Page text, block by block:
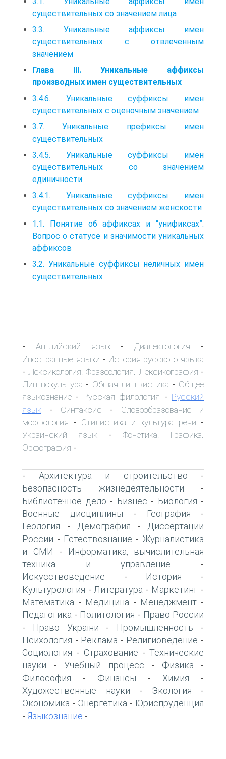
существительных со значением лица
3.3. Уникальные аффиксы имен
существительных с отвлеченным
значением
Глава III. Уникальные аффиксы
производных имен существительных
3.4.6. Уникальные суффиксы имен
существительных с оценочным значением
3.7. Уникальные префиксы имен
существительных
3.4.5. Уникальные суффиксы имен
существительных со значением
единичности
3.4.1. Уникальные суффиксы имен
существительных со значением женскости
1.1. Понятие об аффиксах и “унификсах”.
Вопрос о статусе и значимости уникальных
аффиксов
3.2. Уникальные суффиксы неличных имен
существительных
- Английский язык- Диалектология -
Иностранные языки - История русского языка
- Лексикология. Фразеология. Лексикография -
Лингвокультура - Общая лингвистика - Общее
языкознание - Русская филология - Русский
язык - Синтаксис - Словообразование и
морфология - Стилистика и культура речи -
Украинский язык - Фонетика. Графика.
Орфография -
- Архитектура и строительство -
Безопасность жизнедеятельности -
Библиотечное дело - Бизнес - Биология -
Военные дисциплины - География -
Геология - Демография -
Диссертации
России - Естествознание - Журналистика
и СМИ -
Информатика, вычислительная
техника и управление -
Искусствоведение - История -
Культурология - Литература - Маркетинг -
Математика - Медицина - Менеджмент -
Педагогика - Политология - Право России
- Право України - Промышленность -
Психология - Реклама - Религиоведение -
Социология - Страхование - Технические
науки - Учебный процесс - Физика -
Философия - Финансы - Химия -
Художественные науки - Экология -
Экономика - Энергетика - Юриспруденция
- Языкознание -